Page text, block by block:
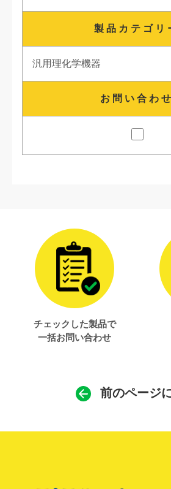
製品カテゴリ
汎用理化学機器
お問い合わせ
チェックした製品で
一括お問い合わせ
前のページ